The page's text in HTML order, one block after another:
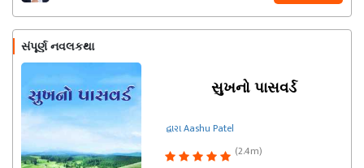
સંપૂર્ણ નવલકથા
સુખનો પાસવર્ડ
દ્વારા Aashu Patel
(2.4m)